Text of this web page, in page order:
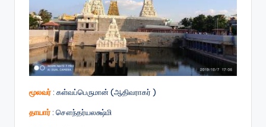
மூலவர் : கள்வப்பெருமான் (ஆதிவராகர் )
தாயார் : சௌந்தர்யலக்ஷ்மி